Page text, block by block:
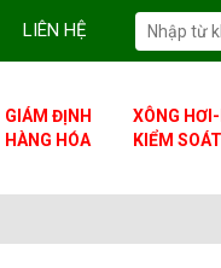
LIÊN HỆ
GIÁM ĐỊNH
HÀNG HÓA
XÔNG
KIỂM